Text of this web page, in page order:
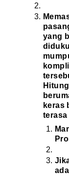
yang
keras
terasa